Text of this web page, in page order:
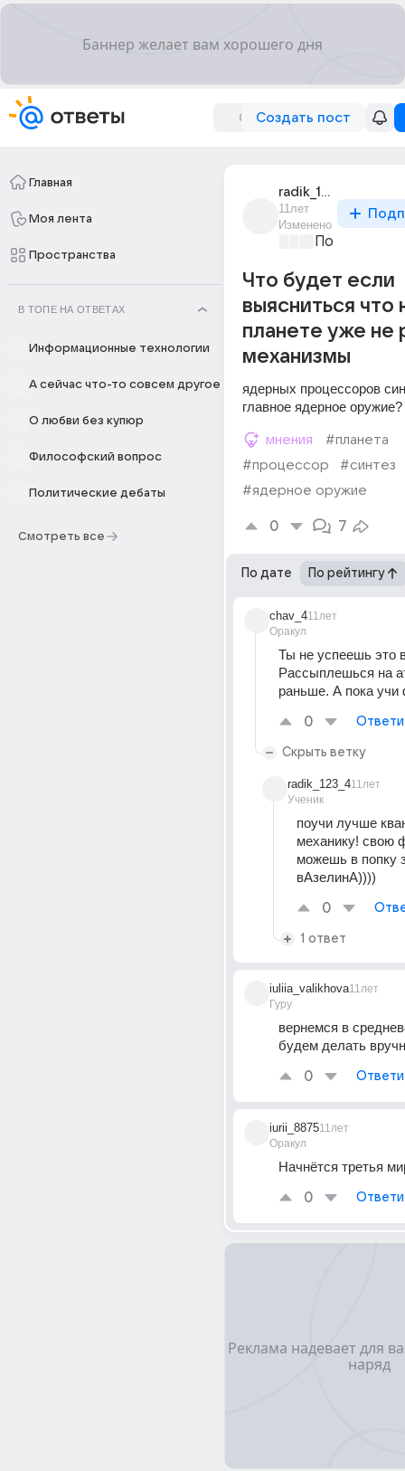
Создать пост
Главная
Моя лента
Пространства
В ТОПЕ НА ОТВЕТАХ
Информационные технологии
А сейчас что-то совсем другое
О любви без купюр
Философский вопрос
Политические дебаты
Смотреть все
radik_123_4
11лет
Изменено
Что будет если
выясниться что
планете уже не
механизмы
ядерных процессоров
главное ядерное оружие?
мнения
#планета
#процессор
#синтез
#ядерное оружие
0 7
По дате По рейтингу
chav_4
Оракул
11лет
Ты не успеешь это
Рассыплешься на
раньше. А пока учи
0
Скрыть ветку
radik_123_4
Ученик
11лет
поучи лучше
механику! свою
можешь в попку
вАзелинА))))
0
1 ответ
iuliia_valikhova
Гуру
11лет
вернемся в
будем делать
0
iurii_8875
Оракул
11лет
Начнётся третья
0